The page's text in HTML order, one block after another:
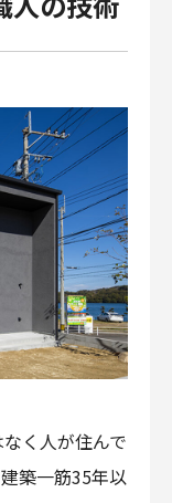
く人が住んで
築一筋35年以